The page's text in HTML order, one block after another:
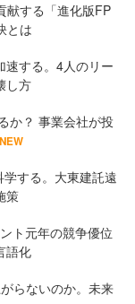
献する「進化版FP
とは
速する。4人のリー
し方
か？ 事業会社が投
NEW
する。大東建託遠
策
ト元年の競争優位
語化
らないのか。未来